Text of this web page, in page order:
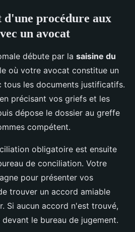
d'une procédure aux
un avocat
débute par la saisine du
où votre avocat constitue un
tous les documents justificatifs.
précisant vos griefs et les
dépose le dossier au greffe
compétent.
obligatoire est ensuite
de conciliation. Votre
pour présenter vos
trouver un accord amiable
Si aucun accord n'est trouvé,
le bureau de jugement.